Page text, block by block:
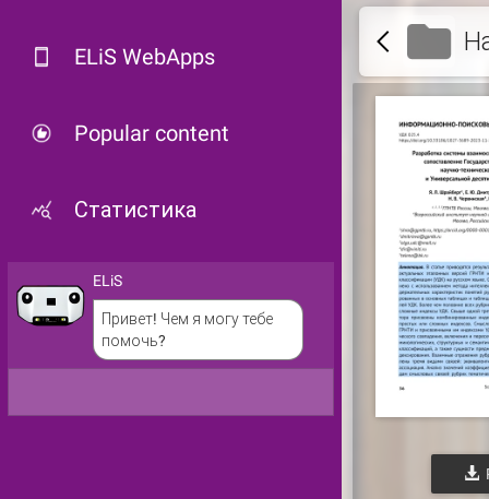
ELiS WebApps
Popular content
Статистика
ELiS
Привет! Чем я могу тебе
помочь?